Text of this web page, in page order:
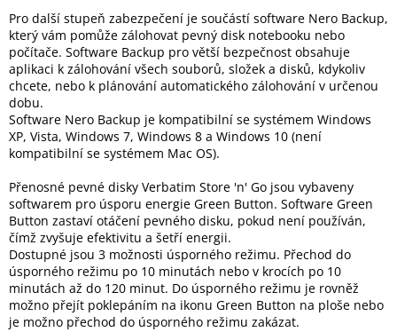
Sestavy
počítačů
Inpraise
Kamerové
systémy
MILESIGHT
Doprodej
Přihlášení
Pro další stupeň zabezpečení je součástí software Nero Backup,
který vám pomůže zálohovat pevný disk notebooku nebo
počítače. Software Backup pro větší bezpečnost obsahuje
aplikaci k zálohování všech souborů, složek a disků, kdykoliv
chcete, nebo k plánování automatického zálohování v určenou
dobu.
Software Nero Backup je kompatibilní se systémem Windows
XP, Vista, Windows 7, Windows 8 a Windows 10 (není
kompatibilní se systémem Mac OS).
Přenosné pevné disky Verbatim Store 'n' Go jsou vybaveny
softwarem pro úsporu energie Green Button. Software Green
Button zastaví otáčení pevného disku, pokud není používán,
čímž zvyšuje efektivitu a šetří energii.
Dostupné jsou 3 možnosti úsporného režimu. Přechod do
úsporného režimu po 10 minutách nebo v krocích po 10
minutách až do 120 minut. Do úsporného režimu je rovněž
možno přejít poklepáním na ikonu Green Button na ploše nebo
je možno přechod do úsporného režimu zakázat.